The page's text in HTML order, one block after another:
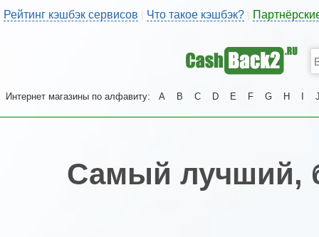
Рейтинг кэшбэк сервисов | Что такое кэшбэк?
Интернет магазины по алфавиту: A B C D E F G H
Самый лучший,